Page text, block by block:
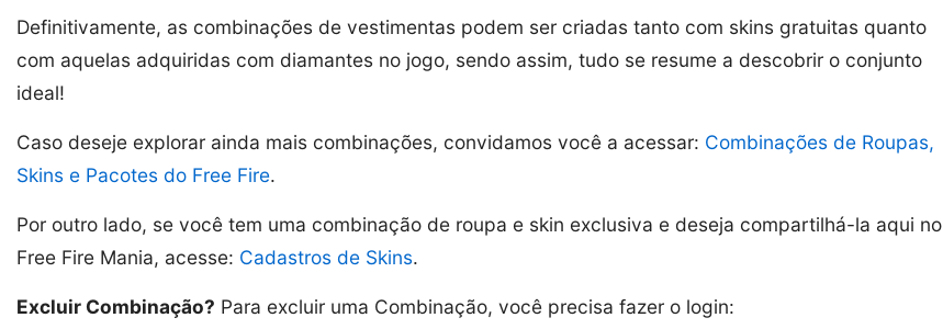
Definitivamente, as combinações de vestimentas podem ser criadas tanto com skins gratuitas quanto
com aquelas adquiridas com diamantes no jogo, sendo assim, tudo se resume a descobrir o conjunto
ideal!
Caso deseje explorar ainda mais combinações, convidamos você a acessar: Combinações de Roupas,
Skins e Pacotes do Free Fire.
Por outro lado, se você tem uma combinação de roupa e skin exclusiva e deseja compartilhá-la aqui no
Free Fire Mania, acesse: Cadastros de Skins.
Excluir Combinação? Para excluir uma Combinação, você precisa fazer o login: